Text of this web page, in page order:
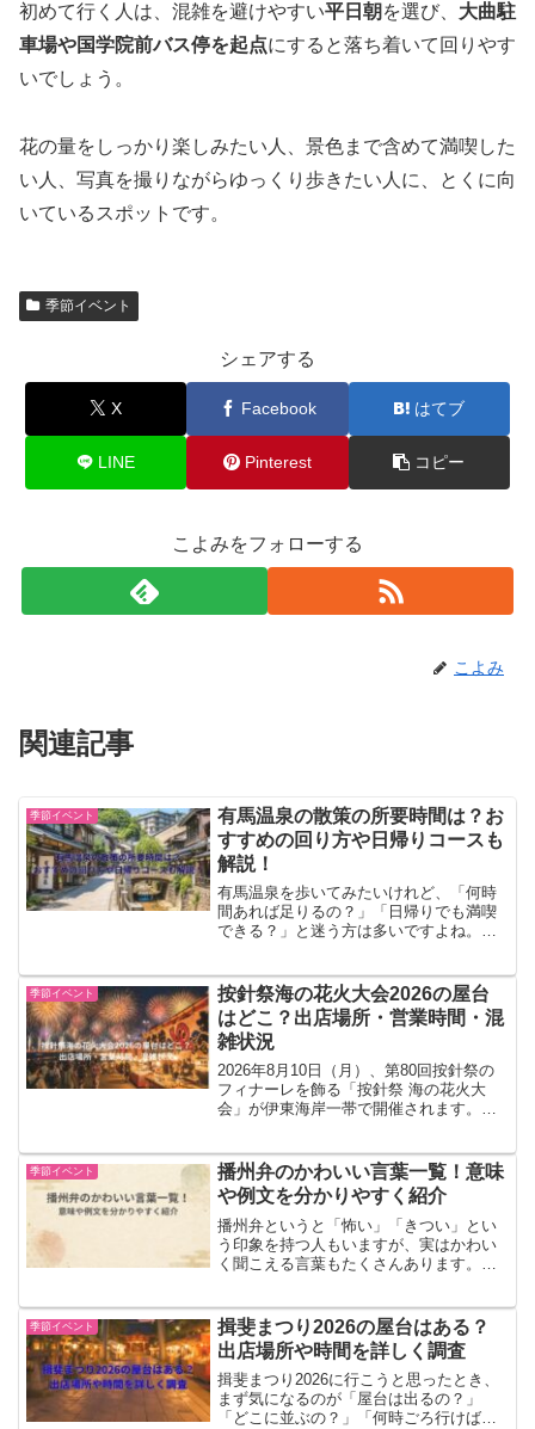
初めて行く人は、混雑を避けやすい平日朝 を選び、 大曲駐
車場や国学院前バス停を起点にすると落ち着いて回りやす
いでしょう。
花の量をしっかり楽しみたい人、景色まで含めて満喫した
い人、写真を撮りながらゆっくり歩きたい人に、とくに向
いているスポットです。
季節イベント
シェアする
X Facebook はてブ
LINE Pinterest コピー
こよみをフォローする
こよみ
関連記事
季節イベント
有馬温泉の散策の所要時間は？お
すすめの回り方や日帰りコースも
解説！
有馬温泉を歩いてみたいけれど、「何時
間あれば足りるの？」「日帰りでも満喫
できる？」と迷う方は多いですよね。先
ら2〜4時間ほどあると回りやすいです。
駅から温泉街は近いもの...
季節イベント
按針祭海の花火大会2026の屋台
はどこ？出店場所・営業時間・混
雑状況
2026年8月10日（月）、第80回按針祭の
フィナーレを飾る「按針祭 海の花火大
会」が伊東海岸一帯で開催されます。
花火大会へ行く前に、「屋台はどこに出
るの？」「何...
季節イベント
播州弁のかわいい言葉一覧！意味
や例文を分かりやすく紹介
播州弁というと「怖い」「きつい」とい
う印象を持つ人もいますが、実はかわい
く聞こえる言葉もたくさんあります。特
感じられる表現です。この記事でわかる
こと・播州弁のかわいい言...
季節イベント
揖斐まつり2026の屋台はある？
出店場所や時間を詳しく調査
揖斐まつり2026に行こうと思ったとき、
まず気になるのが「屋台は出るの？」
「どこに並ぶの？」「何時ごろ行けば楽